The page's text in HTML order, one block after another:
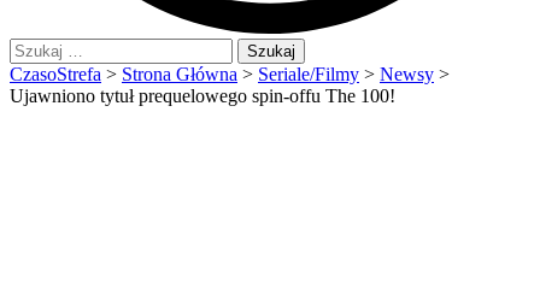
Szukaj:
CzasoStrefa > Strona Główna > Seriale/Filmy > Newsy >
Ujawniono tytuł prequelowego spin-offu The 100!